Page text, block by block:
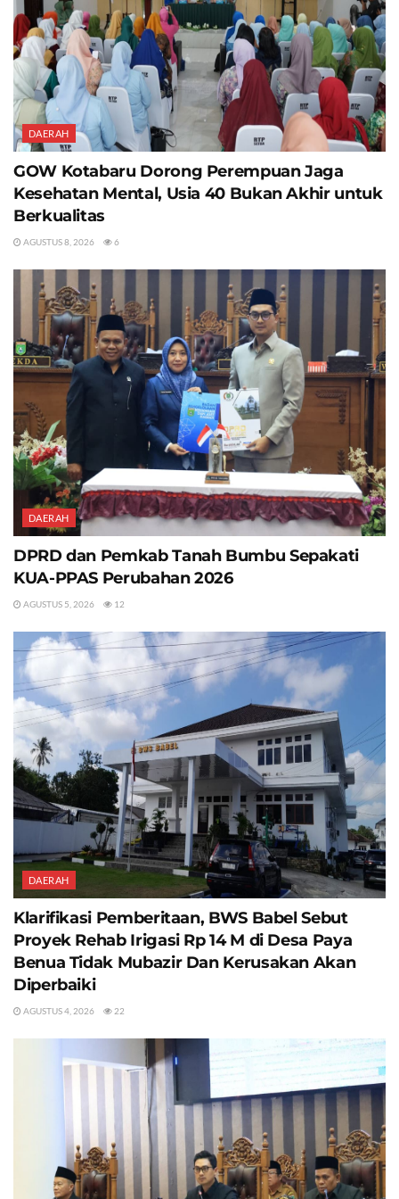
DAERAH
GOW Kotabaru Dorong Perempuan Jaga
Kesehatan Mental, Usia 40 Bukan Akhir untuk
Berkualitas
AGUSTUS 8, 2026 6
DAERAH
DPRD dan Pemkab Tanah Bumbu Sepakati
KUA-PPAS Perubahan 2026
AGUSTUS 5, 2026 12
DAERAH
Klarifikasi Pemberitaan, BWS Babel Sebut
Proyek Rehab Irigasi Rp 14 M di Desa Paya
Benua Tidak Mubazir Dan Kerusakan Akan
Diperbaiki
AGUSTUS 4, 2026 22